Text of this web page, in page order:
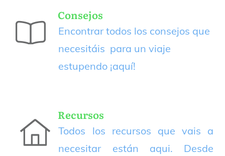
Consejos
Encontrar todos los consejos que
necesitáis para un viaje
estupendo ¡aquí!
Recursos
Todos los recursos que vais a
necesitar están aqui. Desde